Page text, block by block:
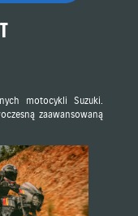
motocykli Suzuki.
zaawansowaną